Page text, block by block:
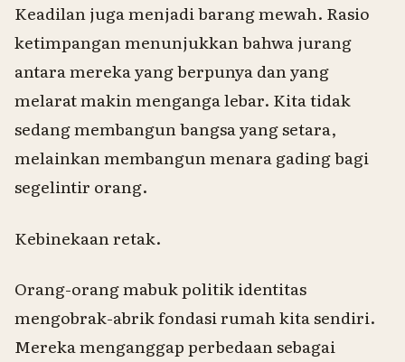
Keadilan juga menjadi barang mewah. Rasio
ketimpangan menunjukkan bahwa jurang
antara mereka yang berpunya dan yang
melarat makin menganga lebar. Kita tidak
sedang membangun bangsa yang setara,
melainkan membangun menara gading bagi
segelintir orang.
Kebinekaan retak.
Orang-orang mabuk politik identitas
mengobrak-abrik fondasi rumah kita sendiri.
Mereka menganggap perbedaan sebagai